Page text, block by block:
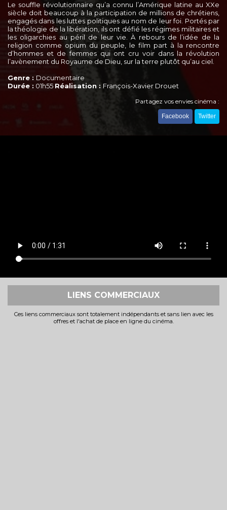
Le souffle révolutionnaire qu’a connu l’Amérique latine au XXe
siècle doit beaucoup à la participation de millions de chrétiens,
engagés dans les luttes politiques au nom de leur foi. Portés par
la théologie de la libération, ils ont défié les régimes militaires et
les oligarchies au péril de leur vie. À rebours de l’idée de la
religion comme opium du peuple, le film part à la rencontre
d’hommes et de femmes qui ont cru voir dans la révolution
l’avènement du Royaume de Dieu, sur la terre plutôt qu’au ciel.
Genre : Documentaire
Durée : 01h55 Réalisation : François-Xavier Drouet
Partagez vos envies cinéma :
Facebook Twitter
LIENS COMMERCIAUX
Ces liens commerciaux sont totalement indépendants et sans lien avec les
offres et l'achat de place en ligne du cinéma.